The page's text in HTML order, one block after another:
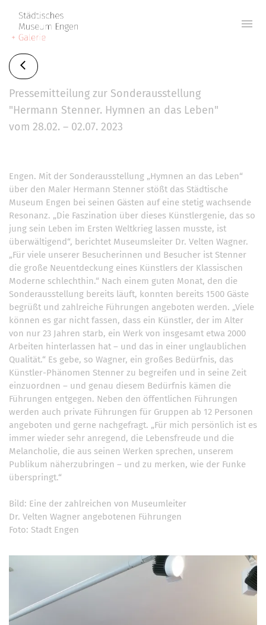
menu
Pressemitteilung zur Sonderausstellung
"Hermann Stenner. Hymnen an das Leben"
vom 28.02. – 02.07. 2023
Engen. Mit der Sonderausstellung „Hymnen an das Leben“
über den Maler Hermann Stenner stößt das Städtische
Museum Engen bei seinen Gästen auf eine stetig wachsende
Resonanz. „Die Faszination über dieses Künstlergenie, das so
jung sein Leben im Ersten Weltkrieg lassen musste, ist
überwältigend“, berichtet Museumsleiter Dr. Velten Wagner.
„Für viele unserer Besucherinnen und Besucher ist Stenner
die große Neuentdeckung eines Künstlers der Klassischen
Moderne schlechthin.“ Nach einem guten Monat, den die
Sonderausstellung bereits läuft, konnten bereits 1500 Gäste
begrüßt und zahlreiche Führungen angeboten werden. „Viele
können es gar nicht fassen, dass ein Künstler, der im Alter
von nur 23 Jahren starb, ein Werk von insgesamt etwa 2000
Arbeiten hinterlassen hat – und das in einer unglaublichen
Qualität.“ Es gebe, so Wagner, ein großes Bedürfnis, das
Künstler-Phänomen Stenner zu begreifen und in seine Zeit
einzuordnen – und genau diesem Bedürfnis kämen die
Führungen entgegen. Neben den öffentlichen Führungen
werden auch private Führungen für Gruppen ab 12 Personen
angeboten und gerne nachgefragt. „Für mich persönlich ist es
immer wieder sehr anregend, die Lebensfreude und die
Melancholie, die aus seinen Werken sprechen, unserem
Publikum näherzubringen – und zu merken, wie der Funke
überspringt.“
Bild: Eine der zahlreichen von Museumleiter
Dr. Velten Wagner angebotenen Führungen
Foto: Stadt Engen